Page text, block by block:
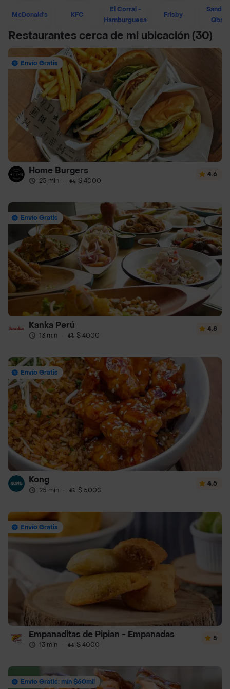
McDonald's KFC
El Corral -
Hamburguesa
Frisby
Restaurantes cerca de mi ubicación (30)
Envío Gratis
Home Burgers
25 min · $ 4000
4.6
Envío Gratis
Kanka Perú
13 min · $ 4000
4.8
Envío Gratis
Kong
25 min · $ 5000
4.5
Envío Gratis
Empanaditas de Pipian - Empanadas
13 min · $ 4000
5
Envío Gratis: mín $60mil